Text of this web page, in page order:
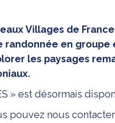
Villages de
en
les paysages
» est désormais
pouvez nous contacter